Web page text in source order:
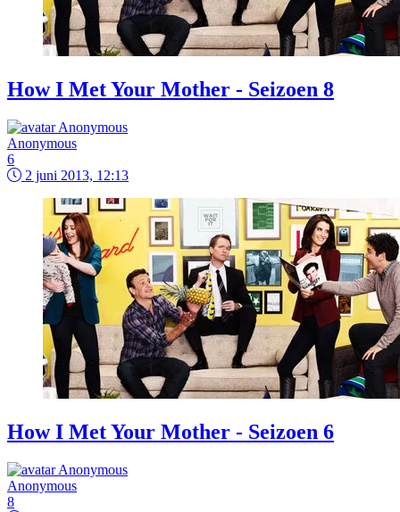
How I Met Your Mother - Seizoen 8
Anonymous
6
2 juni 2013, 12:13
How I Met Your Mother - Seizoen 6
Anonymous
8